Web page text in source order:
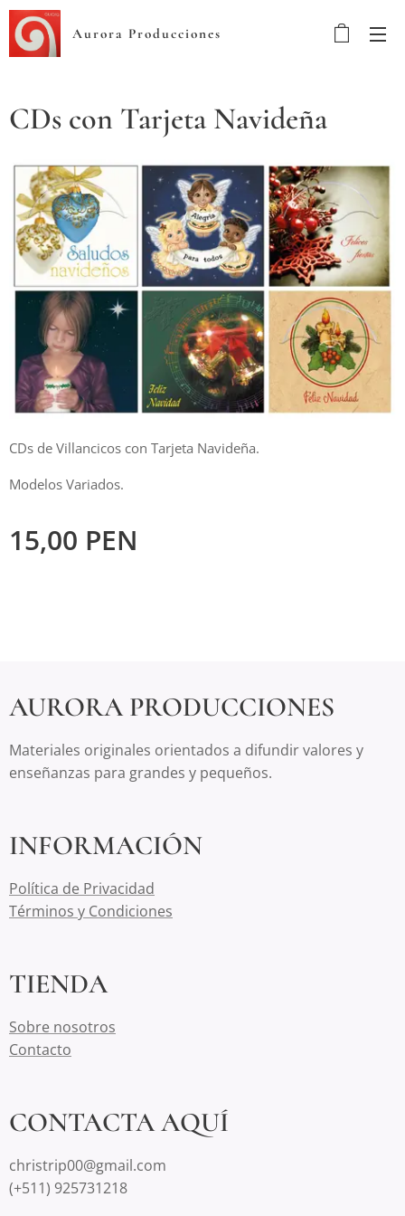
Aurora Producciones
CDs con Tarjeta Navideña
CDs de Villancicos con Tarjeta Navideña.
Modelos Variados.
15,00 PEN
AURORA PRODUCCIONES
Materiales originales orientados a difundir valores y
enseñanzas para grandes y pequeños.
INFORMACIÓN
Política de Privacidad
Términos y Condiciones
TIENDA
Sobre nosotros
Contacto
CONTACTA AQUÍ
christrip00@gmail.com
(+511) 925731218